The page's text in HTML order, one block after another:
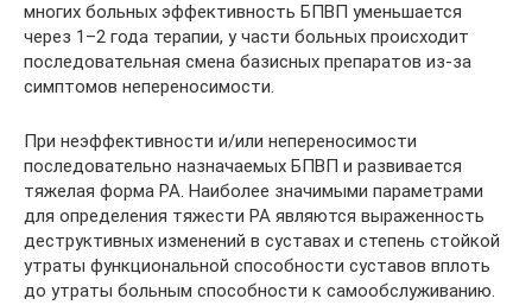
многих больных эффективность БПВП уменьшается
через 1–2 года терапии, у части больных происходит
последовательная смена базисных препаратов из-за
симптомов непереносимости.
При неэффективности и/или непереносимости
последовательно назначаемых БПВП и развивается
тяжелая форма РА. Наиболее значимыми параметрами
для определения тяжести РА являются выраженность
деструктивных изменений в суставах и степень стойкой
утраты функциональной способности суставов вплоть
до утраты больным способности к самообслуживанию.